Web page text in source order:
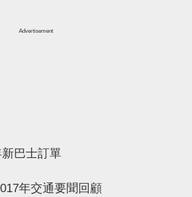
Advertisement
巴士訂單
年交通要聞回顧